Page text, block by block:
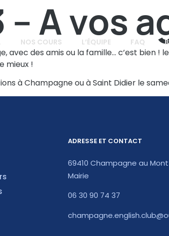
NOS COURS L’ÉQUIPE FAQ
A vos
avec des amis ou la famille… c’est bien
mieux !
à Champagne ou à Saint Didier le
ADRESSE ET CONTACT
69410 Champagne au Mont
Mairie
06 30 90 74 37